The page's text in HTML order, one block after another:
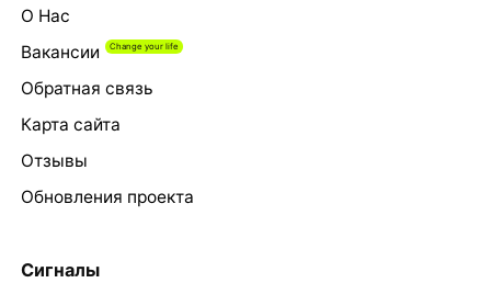
О Нас
Вакансии
Обратная связь
Карта сайта
Отзывы
Обновления проекта
Сигналы